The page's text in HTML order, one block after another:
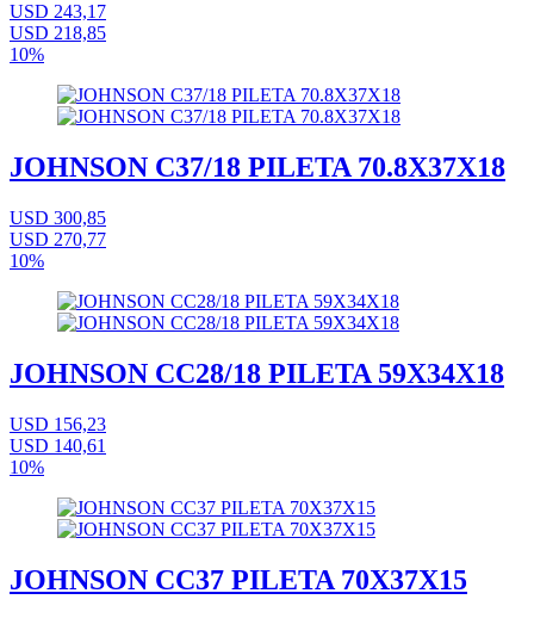
USD 243,17
USD 218,85
10%
JOHNSON C37/18 PILETA 70.8X37X18
USD 300,85
USD 270,77
10%
JOHNSON CC28/18 PILETA 59X34X18
USD 156,23
USD 140,61
10%
JOHNSON CC37 PILETA 70X37X15